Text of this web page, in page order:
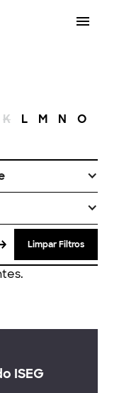
K L M N O
Limpar Filtros
ISEG